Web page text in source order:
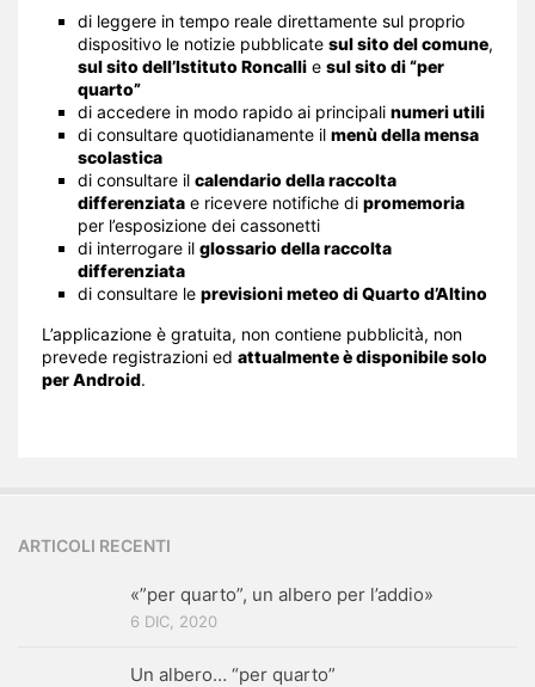
di leggere in tempo reale direttamente sul proprio
dispositivo le notizie pubblicate sul sito del comune,
sul sito dell’Istituto Roncalli e sul sito di “per
quarto”
di accedere in modo rapido ai principali numeri utili
di consultare quotidianamente il menù della mensa
scolastica
di consultare il calendario della raccolta
differenziata e ricevere notifiche di promemoria
per l’esposizione dei cassonetti
di interrogare il glossario della raccolta
differenziata
di consultare le previsioni meteo di Quarto d’Altino
L’applicazione è gratuita, non contiene pubblicità, non
prevede registrazioni ed attualmente è disponibile solo
per Android.
ARTICOLI RECENTI
«”per quarto”, un albero per l’addio»
6 DIC, 2020
Un albero… “per quarto”